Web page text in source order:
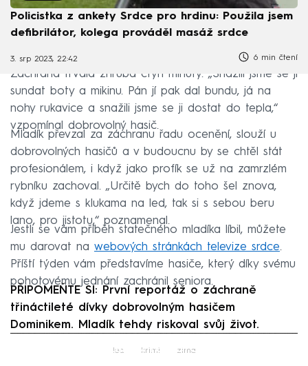
Policistka z ankety Srdce pro hrdinu: Použila jsem
defibrilátor, kolega prováděl masáž srdce
3. srp 2023, 22:42 6 min čtení
Záchrana trvala zhruba čtyři minuty. „Snažili jsme se jí
sundat boty a mikinu. Pán jí pak dal bundu, já na
nohy rukavice a snažili jsme se ji dostat do tepla,“
vzpomínal dobrovolný hasič.
Mladík převzal za záchranu řadu ocenění, slouží u
dobrovolných hasičů a v budoucnu by se chtěl stát
profesionálem, i když jako profík se už na zamrzlém
rybníku zachoval. „Určitě bych do toho šel znova,
když jdeme s klukama na led, tak si s sebou beru
lano, pro jistotu,“ poznamenal.
Jestli se vám příběh statečného mladíka líbil, můžete
mu darovat na webových stránkách televize srdce.
Příští týden vám představíme hasiče, který díky svému
pohotovému jednání zachránil seniora.
PŘIPOMEŇTE SI: První reportáž o záchraně
třináctileté dívky dobrovolným hasičem
Dominikem. Mladík tehdy riskoval svůj život.
Failed to fetch
led krimi zima